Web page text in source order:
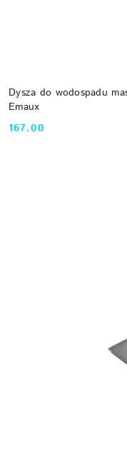
Dysza do wodospadu
Emaux
Cena:
167.00